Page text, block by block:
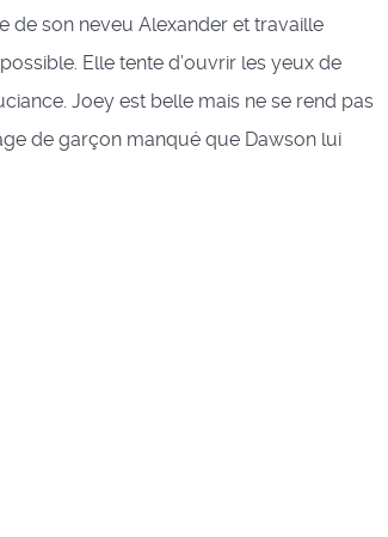
de son neveu Alexander et travaille
Elle tente d’ouvrir les yeux de
Joey est belle mais ne se rend pas
de garçon manqué que Dawson lui